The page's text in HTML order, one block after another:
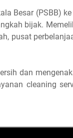
Besar (PSBB)
bijak.
pusat
dan
cleaning